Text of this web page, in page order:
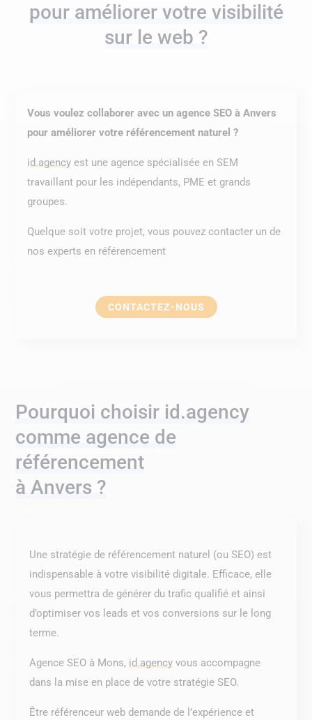
pour améliorer votre visibilité
sur le web ?
Vous voulez collaborer avec un agence SEO à Anvers
pour améliorer votre référencement naturel ?
id.agency est une agence spécialisée en SEM
travaillant pour les indépendants, PME et grands
groupes.
Quelque soit votre projet, vous pouvez contacter un de
nos experts en référencement
CONTACTEZ-NOUS
Pourquoi choisir id.agency
comme agence de
référencement
à Anvers ?
Une stratégie de référencement naturel (ou SEO) est
indispensable à votre visibilité digitale. Efficace, elle
vous permettra de générer du trafic qualifié et ainsi
d’optimiser vos leads et vos conversions sur le long
terme.
Agence SEO à Mons, id.agency vous accompagne
dans la mise en place de votre stratégie SEO.
Être référenceur web demande de l’expérience et